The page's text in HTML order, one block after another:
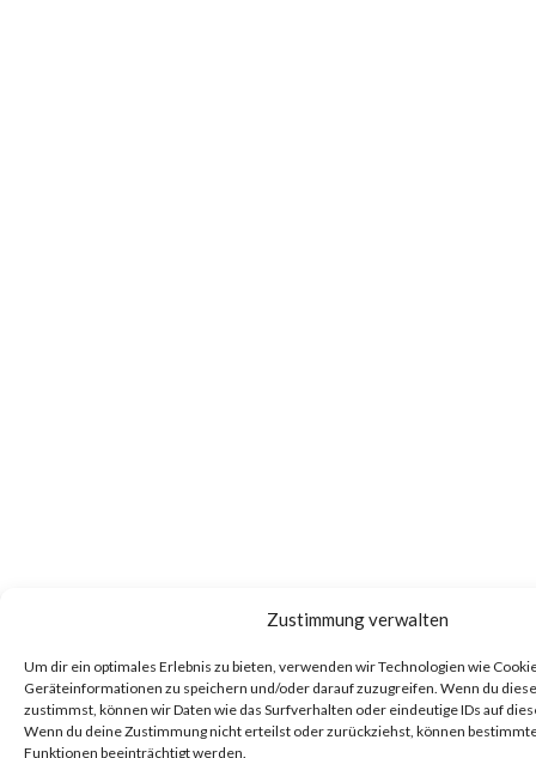
Zustimmung verwalten
Um dir ein optimales Erlebnis zu bieten, verwenden wir Technologien wie
Geräteinformationen zu speichern und/oder darauf zuzugreifen. Wenn du
zustimmst, können wir Daten wie das Surfverhalten oder eindeutige IDs auf
Wenn du deine Zustimmung nicht erteilst oder zurückziehst, können
Funktionen beeinträchtigt werden.